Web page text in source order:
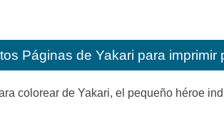
Páginas de Yakari para imprimir
colorear de Yakari, el pequeño héroe